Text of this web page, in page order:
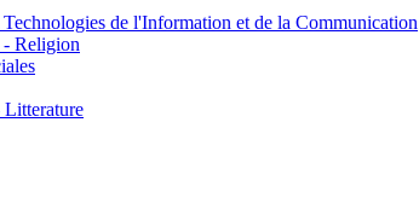
de l'Information et de la Communication
- Religion